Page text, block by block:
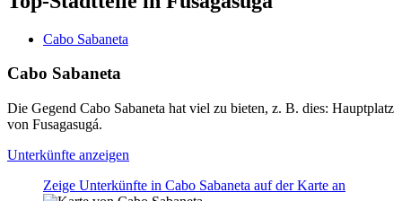
Cabo Sabaneta
Cabo Sabaneta
Die Gegend Cabo Sabaneta hat viel zu bieten, z. B. dies: Hauptplatz
von Fusagasugá.
Unterkünfte anzeigen
Zeige Unterkünfte in Cabo Sabaneta auf der Karte an